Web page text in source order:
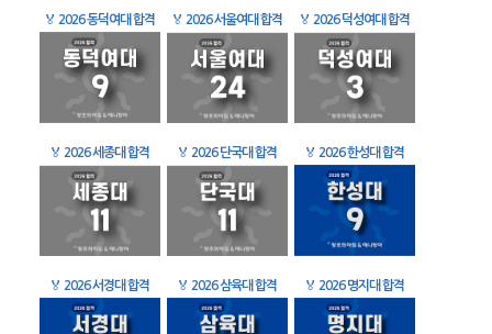
🏅 2026 동덕여대 합격 🏅 2026 서울여대 합격 🏅 2026 덕성여대 합격
🏅 2026 세종대 합격 🏅 2026 단국대 합격 🏅 2026 한성대 합격
🏅 2026 서경대 합격 🏅 2026 삼육대 합격 🏅 2026 명지대 합격